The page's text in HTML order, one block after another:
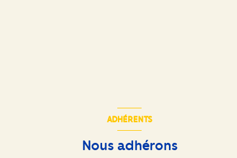
ADHÉRENTS
Nous adhérons